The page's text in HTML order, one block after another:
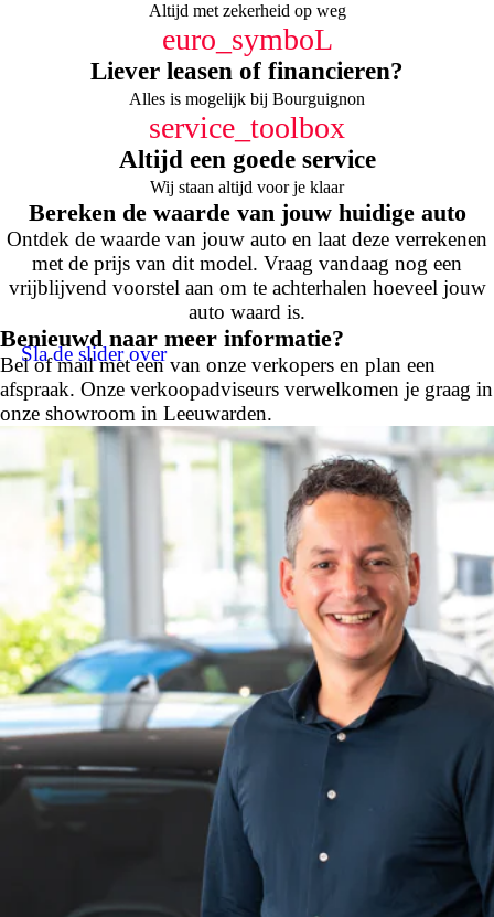
Altijd met zekerheid op weg
euro_symboL
Liever leasen of financieren?
Alles is mogelijk bij Bourguignon
service_toolbox
Altijd een goede service
Wij staan altijd voor je klaar
Bereken de waarde van jouw huidige auto
Ontdek de waarde van jouw auto en laat deze verrekenen
met de prijs van dit model. Vraag vandaag nog een
vrijblijvend voorstel aan om te achterhalen hoeveel jouw
auto waard is.
Benieuwd naar meer informatie?
Bel of mail met een van onze verkopers en plan een
afspraak. Onze verkoopadviseurs verwelkomen je graag in
onze showroom in Leeuwarden.
Sla de slider over